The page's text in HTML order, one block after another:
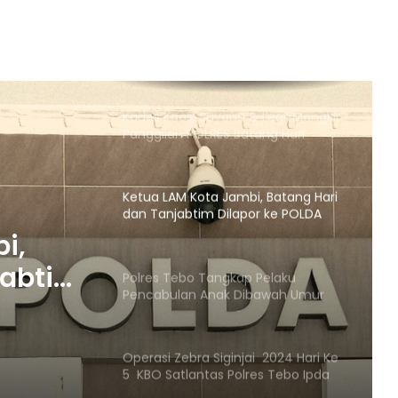
Kades Kaos, Suyono & Legi, Mangkir
Panggilan POLRES Batang Hari
Ketua LAM Kota Jambi, Batang Hari
dan Tanjabtim Dilapor ke POLDA
Polres Tebo Tangkap Pelaku
Pencabulan Anak Dibawah Umur
Operasi Zebra Siginjai 2024 Hari Ke
5 KBO Satlantas Polres Tebo Ipda